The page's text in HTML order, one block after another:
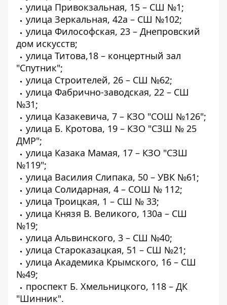
улица Привокзальная, 15 – СШ №1;
улица Зеркальная, 42а – СШ №102;
улица Философская, 23 – Днепровский
дом искусств;
улица Титова,18 – концертный зал
"Спутник";
улица Строителей, 26 – СШ №62;
улица Фабрично-заводская, 22 – СШ
№31;
улица Казакевича, 7 – КЗО "СОШ №126";
улица Б. Кротова, 19 – КЗО "СЗШ № 25
ДМР";
улица Казака Мамая, 17 – КЗО "СЗШ
№119";
улица Василия Слипака, 50 – УВК №61;
улица Солидарная, 4 – СОШ № 112;
улица Троицкая, 1 – СШ № 33;
улица Князя В. Великого, 130а – СШ
№19;
улица Альвинского, 3 – СШ №40;
улица Староказацкая, 51 – СШ №21;
улица Академика Крымского, 16 – СШ
№49;
проспект Б. Хмельницкого, 118 – ДК
"Шинник".